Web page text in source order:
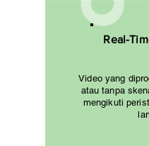
Real-
Video yang
atau tanpa
mengikuti